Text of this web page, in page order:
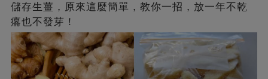
儲存生薑，原來這麼簡單，教你一招，放一年不乾
癟也不發芽！